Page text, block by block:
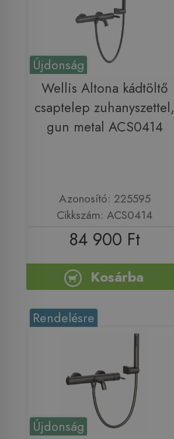
Újdonság
Wellis Altona kádtöltő
csaptelep zuhanyszettel,
gun metal ACS0414
Azonosító: 225595
Cikkszám: ACS0414
84 900 Ft
Kosárba
Újdonság
Rendelésre